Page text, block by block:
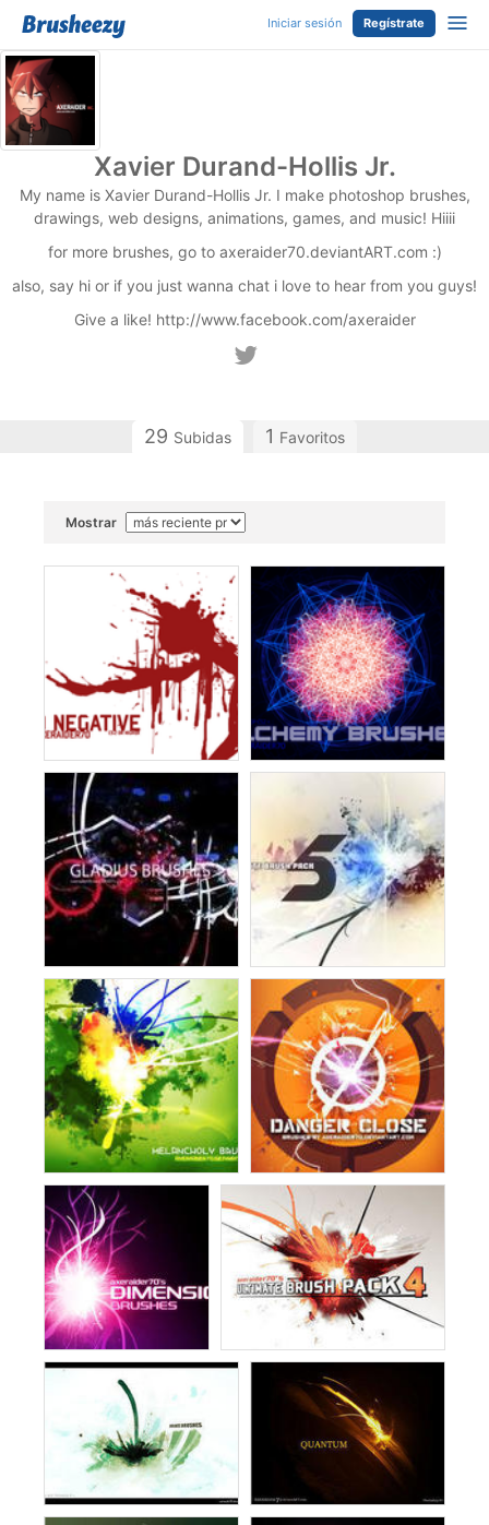
Iniciar sesión Regístrate
Xavier Durand-Hollis Jr.
My name is Xavier Durand-Hollis Jr. I make photoshop brushes,
drawings, web designs, animations, games, and music! Hiiii
for more brushes, go to axeraider70.deviantART.com :)
also, say hi or if you just wanna chat i love to hear from you guys!
Give a like! http://www.facebook.com/axeraider
29 Subidas 1 Favoritos
Mostrar